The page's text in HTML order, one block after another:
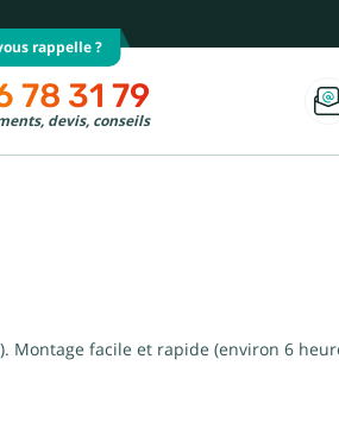
rappelle ?
78 31 79
devis, conseils
Montage facile et rapide (environ 6